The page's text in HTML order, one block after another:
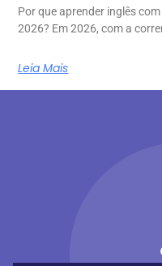
Por que aprender inglês
2026? Em 2026, com a
Leia Mais